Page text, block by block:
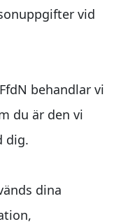
vid
behandlar vi
du är den vi
dig.
dina